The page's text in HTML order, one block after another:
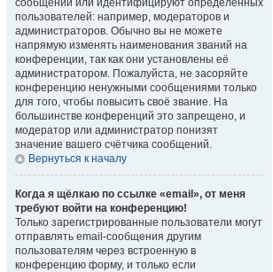
сообщений или идентифицируют определённых
пользователей: например, модераторов и
администраторов. Обычно вы не можете
напрямую изменять наименования званий на
конференции, так как они установлены её
администратором. Пожалуйста, не засоряйте
конференцию ненужными сообщениями только
для того, чтобы повысить своё звание. На
большинстве конференций это запрещено, и
модератор или администратор понизят
значение вашего счётчика сообщений.
Вернуться к началу
Когда я щёлкаю по ссылке «email», от меня
требуют войти на конференцию!
Только зарегистрированные пользователи могут
отправлять email-сообщения другим
пользователям через встроенную в
конференцию форму, и только если